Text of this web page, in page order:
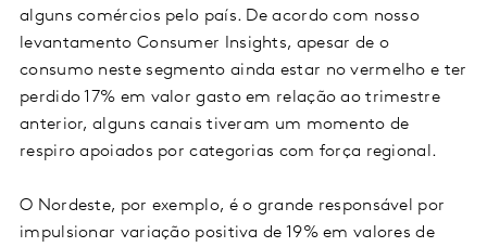
alguns comércios pelo país. De acordo com nosso
levantamento Consumer Insights, apesar de o
consumo neste segmento ainda estar no vermelho e ter
perdido 17% em valor gasto em relação ao trimestre
anterior, alguns canais tiveram um momento de
respiro apoiados por categorias com força regional.
O Nordeste, por exemplo, é o grande responsável por
impulsionar variação positiva de 19% em valores de